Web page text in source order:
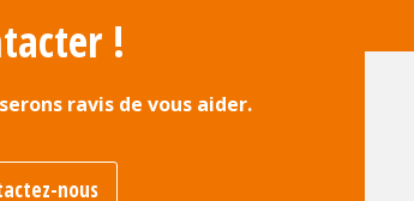
!
ravis de vous aider.
nous